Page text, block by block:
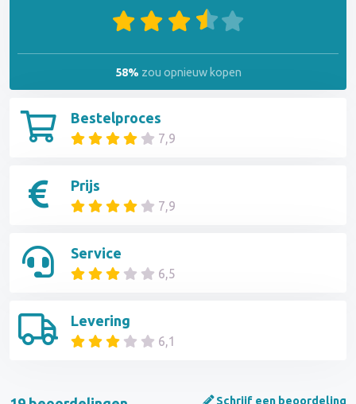
Bestelproces
7,9
Prijs
7,9
Service
6,5
Levering
6,1
58% zou opnieuw kopen
Schrijf een beoordeling